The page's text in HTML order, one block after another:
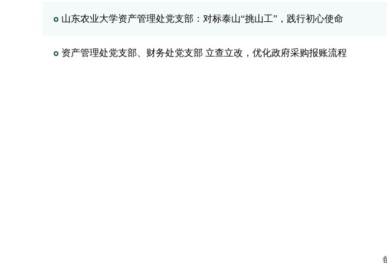
山东农业大学资产管理处党支部：对标泰山“挑山工”，践行初心使命
资产管理处党支部、财务处党支部 立查立改，优化政府采购报账流程